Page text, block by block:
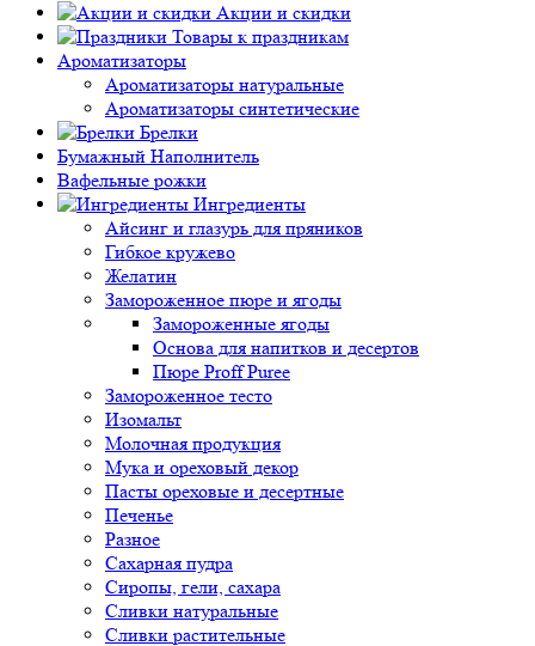
Акции и скидки
Товары к праздникам
Ароматизаторы
Ароматизаторы натуральные
Ароматизаторы синтетические
Брелки
Бумажный Наполнитель
Вафельные рожки
Ингредиенты
Айсинг и глазурь для пряников
Гибкое кружево
Желатин
Замороженное пюре и ягоды
Замороженные ягоды
Основа для напитков и десертов
Пюре Proff Puree
Замороженное тесто
Изомальт
Молочная продукция
Мука и ореховый декор
Пасты ореховые и десертные
Печенье
Разное
Сахарная пудра
Сиропы, гели, сахара
Сливки натуральные
Сливки растительные